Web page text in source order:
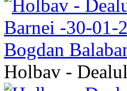
Holbav -